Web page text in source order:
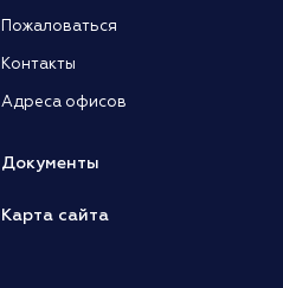
Пожаловаться
Контакты
Адреса офисов
Документы
Карта сайта